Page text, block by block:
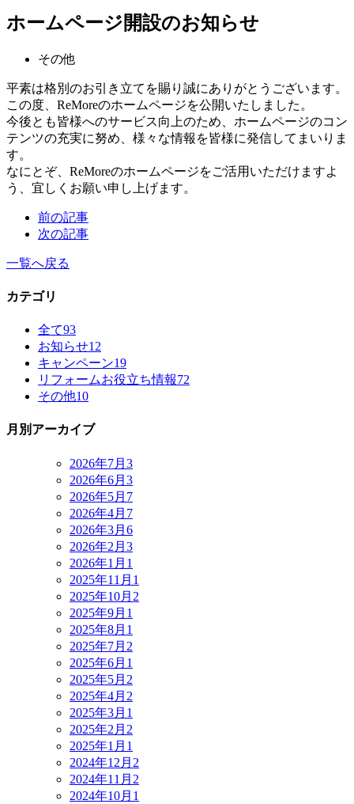
ホームページ開設のお知らせ
その他
平素は格別のお引き立てを賜り誠にありがとうございます。
この度、ReMoreのホームページを公開いたしました。
今後とも皆様へのサービス向上のため、ホームページのコン
テンツの充実に努め、様々な情報を皆様に発信してまいりま
す。
なにとぞ、ReMoreのホームページをご活用いただけますよ
う、宜しくお願い申し上げます。
前の記事
次の記事
一覧へ戻る
カテゴリ
全て93
お知らせ12
キャンペーン19
リフォームお役立ち情報72
その他10
月別アーカイブ
2026年7月 3
2026年6月 3
2026年5月 7
2026年4月 7
2026年3月 6
2026年2月 3
2026年1月 1
2025年11月 1
2025年10月 2
2025年9月 1
2025年8月 1
2025年7月 2
2025年6月 1
2025年5月 2
2025年4月 2
2025年3月 1
2025年2月 2
2025年1月 1
2024年12月 2
2024年11月 2
2024年10月 1